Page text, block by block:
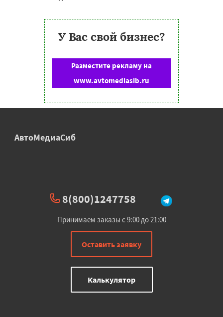
У Вас свой бизнес?
Разместите рекламу на
www.avtomediasib.ru
АвтоМедиаСиб
8(800)1247758
Принимаем заказы с 9:00 до 21:00
Оставить заявку
Калькулятор